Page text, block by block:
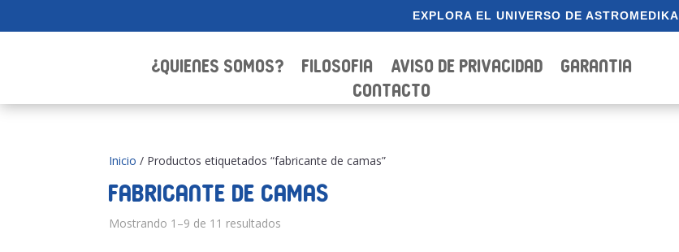
EXPLORA EL UNIVERSO DE ASTROMEDIKA
¿Quienes Somos? Filosofia Aviso de Privacidad
Garantia
Contacto
Inicio / Productos etiquetados “fabricante de camas”
fabricante de camas
Mostrando 1–9 de 11 resultados